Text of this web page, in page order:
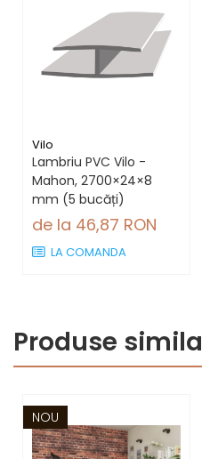
Vilo
Lambriu PVC Vilo -
Mahon, 2700×24×8
mm (5 bucăți)
de la 46,87 RON
LA COMANDA
Produse
NOU